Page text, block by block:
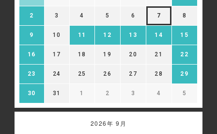
2 3 4 5 6 7 8
9 10 11 12 13 14 15
16 17 18 19 20 21 22
23 24 25 26 27 28 29
30 31 1 2 3 4 5
2026年 9月